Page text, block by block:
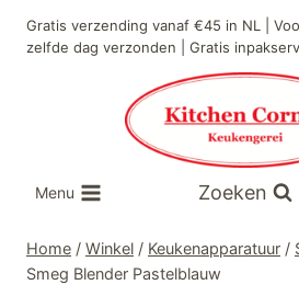
naar
Gratis verzending vanaf €45 in NL |
zelfde dag verzonden | Gratis
Menu Zoeken
Home / Winkel / Keukenapparatuur /
Smeg Blender Pastelblauw